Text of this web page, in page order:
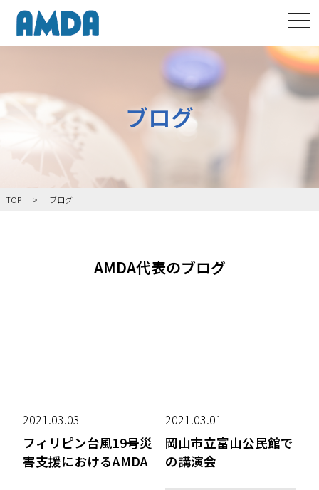
ブログ
TOP ブログ
AMDA代表のブログ
2021.03.03
フィリピン台風19号災
害支援におけるAMDA
2021.03.01
岡山市立富山公民館で
の講演会